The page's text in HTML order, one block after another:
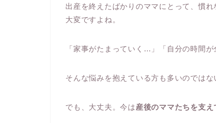
出産を終えたばかりのママにとって、慣
大変ですよね。
「家事がたまっていく…」「自分の時間が
そんな悩みを抱えている方も多いのではな
でも、大丈夫。今は産後のママたちを支